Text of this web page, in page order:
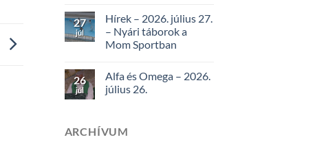
27
júl
Hírek – 2026. július 27.
– Nyári táborok a
Mom Sportban
26
júl
Alfa és Omega – 2026.
július 26.
ARCHÍVUM